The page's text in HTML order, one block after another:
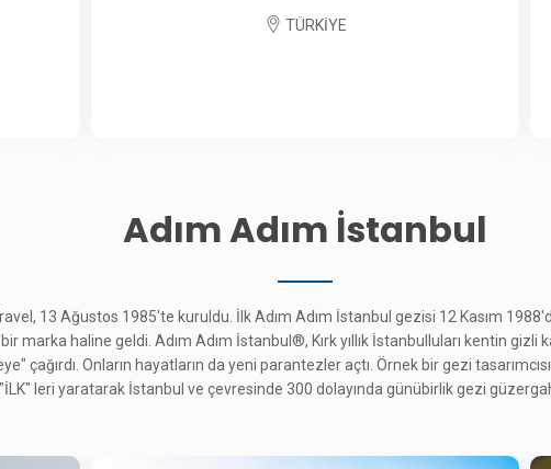
TÜRKİYE
Adım Adım İstanbul
13 Ağustos 1985'te kuruldu. İlk Adım Adım İstanbul gezisi 12 Kasım
marka haline geldi. Adım Adım İstanbul®, Kırk yıllık İstanbulluları kentin gizli
çağırdı. Onların hayatların da yeni parantezler açtı. Örnek bir gezi
"İLK" leri yaratarak İstanbul ve çevresinde 300 dolayında günübirlik gezi